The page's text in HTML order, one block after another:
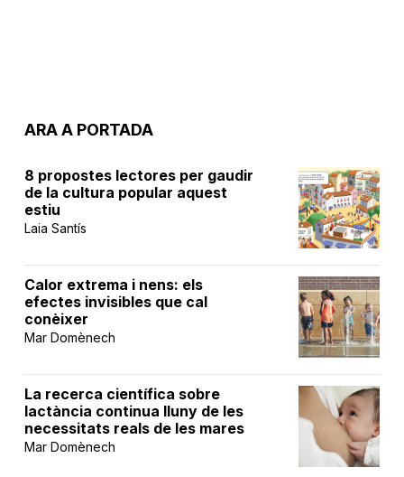
ARA A PORTADA
8 propostes lectores per gaudir
de la cultura popular aquest
estiu
Laia Santís
Calor extrema i nens: els
efectes invisibles que cal
conèixer
Mar Domènech
La recerca científica sobre
lactància continua lluny de les
necessitats reals de les mares
Mar Domènech